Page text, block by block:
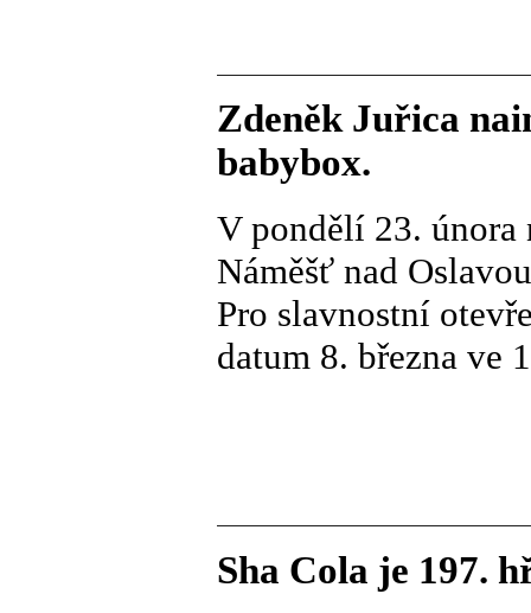
Zdeněk Juřica
babybox.
V pondělí 23. února
Náměšť nad
Pro slavnostní
datum 8. března ve
Sha Cola je 197.